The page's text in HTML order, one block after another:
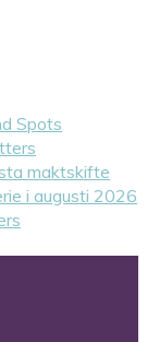
Spots
maktskifte
i augusti 2026